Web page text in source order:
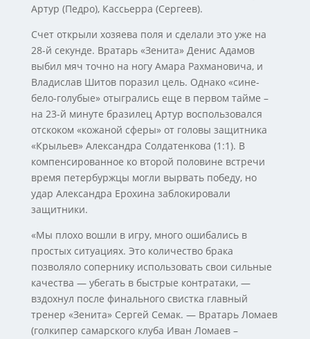
Артур (Педро), Кассьерра (Сергеев).
Счет открыли хозяева поля и сделали это уже на
28-й секунде. Вратарь «Зенита» Денис Адамов
выбил мяч точно на ногу Амара Рахмановича, и
Владислав Шитов поразил цель. Однако «сине-
бело-голубые» отыгрались еще в первом тайме –
на 23-й минуте бразилец Артур воспользовался
отскоком «кожаной сферы» от головы защитника
«Крыльев» Александра Солдатенкова (1:1). В
компенсированное ко второй половине встречи
время петербуржцы могли вырвать победу, но
удар Александра Ерохина заблокировали
защитники.
«Мы плохо вошли в игру, много ошибались в
простых ситуациях. Это количество брака
позволяло сопернику использовать свои сильные
качества — убегать в быстрые контратаки, —
вздохнул после финального свистка главный
тренер «Зенита» Сергей Семак. — Вратарь Ломаев
(голкипер самарского клуба Иван Ломаев –